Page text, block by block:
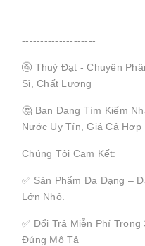
--------------------
🚰 Thuý Đạt - Chuyên
Sỉ, Chất Lượng
🤔 Bạn Đang Tìm Kiếm
Nước Uy Tín, Giá Cả Hợp
Chúng Tôi Cam Kết:
✅ Sản Phẩm Đa Dạng –
Lớn Nhỏ.
✅ Đổi Trả Miễn Phí Trong
Đúng Mô Tả